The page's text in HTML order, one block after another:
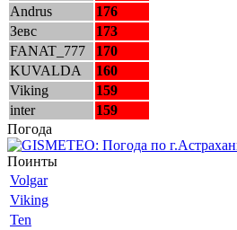
Andrus
176
Зевс
173
FANAT_777
170
KUVALDA
160
Viking
159
inter
159
Погода
Поинты
Volgar
Viking
Ten